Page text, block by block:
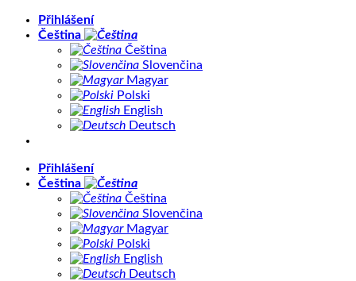
PřeskočitPřihlášení
Čeština
Čeština
Slovenčina
Magyar
Polski
English
Deutsch
Přihlášení
Čeština
Čeština
Slovenčina
Magyar
Polski
English
Deutsch